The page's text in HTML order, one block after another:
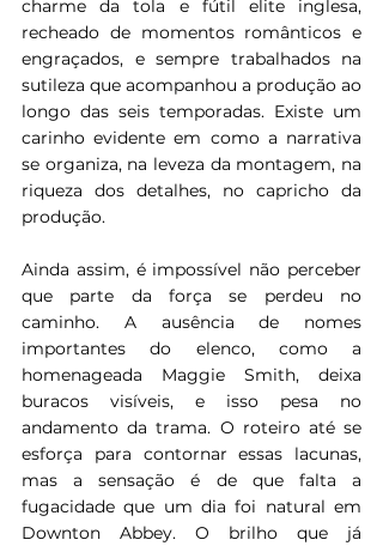
charme da tola e fútil elite inglesa,
recheado de momentos românticos e
engraçados, e sempre trabalhados na
sutileza que acompanhou a produção ao
longo das seis temporadas. Existe um
carinho evidente em como a narrativa
se organiza, na leveza da montagem, na
riqueza dos detalhes, no capricho da
produção.
Ainda assim, é impossível não perceber
que parte da força se perdeu no
caminho. A ausência de nomes
importantes do elenco, como a
homenageada Maggie Smith, deixa
buracos visíveis, e isso pesa no
andamento da trama. O roteiro até se
esforça para contornar essas lacunas,
mas a sensação é de que falta a
fugacidade que um dia foi natural em
Downton Abbey. O brilho que já